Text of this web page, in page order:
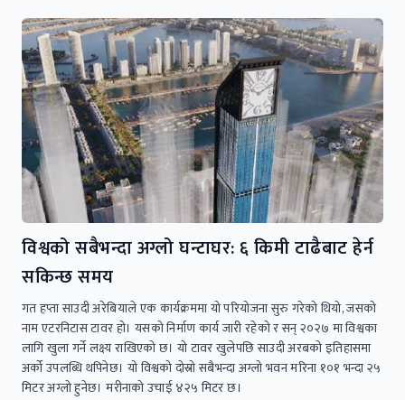
विश्वको सबैभन्दा अग्लो घन्टाघर: ६ किमी टाढैबाट हेर्न
सकिन्छ समय
गत हप्ता साउदी अरेबियाले एक कार्यक्रममा यो परियोजना सुरु गरेको थियो, जसको
नाम एटरनिटास टावर हो। यसको निर्माण कार्य जारी रहेको र सन् २०२७ मा विश्वका
लागि खुला गर्ने लक्ष्य राखिएको छ। यो टावर खुलेपछि साउदी अरबको इतिहासमा
अर्को उपलब्धि थपिनेछ। यो विश्वको दोस्रो सबैभन्दा अग्लो भवन मरिना १०१ भन्दा २५
मिटर अग्लो हुनेछ। मरीनाको उचाई ४२५ मिटर छ।